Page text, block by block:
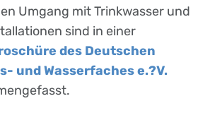
Umgang mit Trinkwasser und
sind in einer
des Deutschen
und Wasserfaches e.?V.